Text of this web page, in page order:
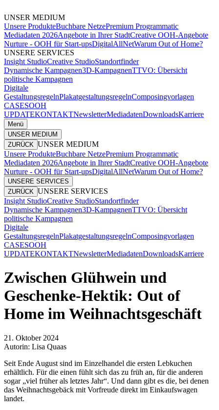
UNSER MEDIUM
Unsere ProdukteBuchbare NetzePremium Programmatic
Mediadaten 2026Angebote in Ihrer StadtCreative OOH-Angebote
Nurture - OOH für Start-upsDigitalAllNetWarum Out of Home?
UNSERE SERVICES
Insight StudioCreative StudioStandortfinder
Dynamische Kampagnen3D-KampagnenTTVO: Übersicht
politische Kampagnen
Digitale
GestaltungsregelnPlakatgestaltungsregelnComposingvorlagen
CASESOOH
UPDATEKONTAKTNewsletterMediadatenDownloadsKarriere
Menü
UNSER MEDIUM
ZURÜCK UNSER MEDIUM
Unsere ProdukteBuchbare NetzePremium Programmatic
Mediadaten 2026Angebote in Ihrer StadtCreative OOH-Angebote
Nurture - OOH für Start-upsDigitalAllNetWarum Out of Home?
UNSERE SERVICES
ZURÜCK UNSERE SERVICES
Insight StudioCreative StudioStandortfinder
Dynamische Kampagnen3D-KampagnenTTVO: Übersicht
politische Kampagnen
Digitale
GestaltungsregelnPlakatgestaltungsregelnComposingvorlagen
CASESOOH
UPDATEKONTAKTNewsletterMediadatenDownloadsKarriere
Zwischen Glühwein und
Geschenke-Hektik: Out of
Home im Weihnachtsgeschäft
21. Oktober 2024
Autorin: Lisa Quaas
Seit Ende August sind im Einzelhandel die ersten Lebkuchen
erhältlich. Für die einen fühlt sich das zu früh an, für die anderen
sogar „viel früher als letztes Jahr“. Und dann gibt es die, bei denen
das Weihnachtsgebäck mit Vorfreude direkt im Einkaufswagen
landet.